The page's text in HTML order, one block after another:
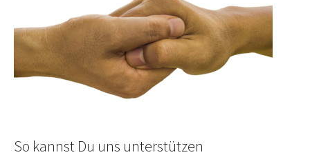
So kannst Du uns unterstützen